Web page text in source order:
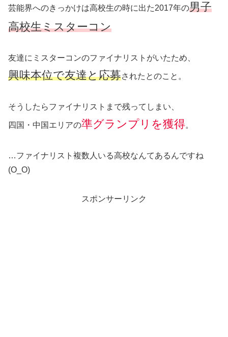
芸能界へのきっかけは高校生の時に出た2017年の男子
高校生ミスターコン
友達にミスターコンのファイナリストがいたため、
興味本位で友達と応募されたとのこと。
そうしたらファイナリストまで残ってしまい、
四国・中国エリアの準グランプリを獲得。
…ファイナリスト複数人いる高校なんてあるんですね
(O_O)
スポンサーリンク